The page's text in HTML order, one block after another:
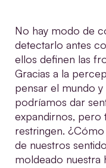
No hay modo de
detectarlo antes
ellos definen las
Gracias a la
pensar el mundo
podríamos dar
expandirnos, pero
restringen.
de nuestros
moldeado nuestra